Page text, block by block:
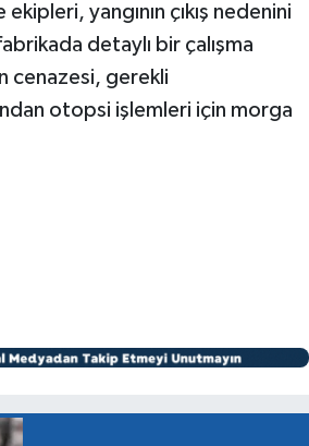
yangının çıkış nedenini
detaylı bir çalışma
cenazesi, gerekli
otopsi işlemleri için morga